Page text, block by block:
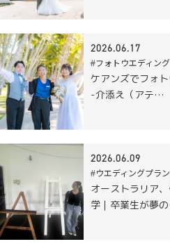
2026.06.17
#フォトウエディン
ケアンズでフォ
-介添え（アテ…
2026.06.09
#ウエディングプラ
オーストラリア
学｜卒業生が夢